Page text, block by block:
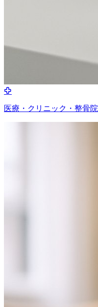
医療・クリニック・整骨院